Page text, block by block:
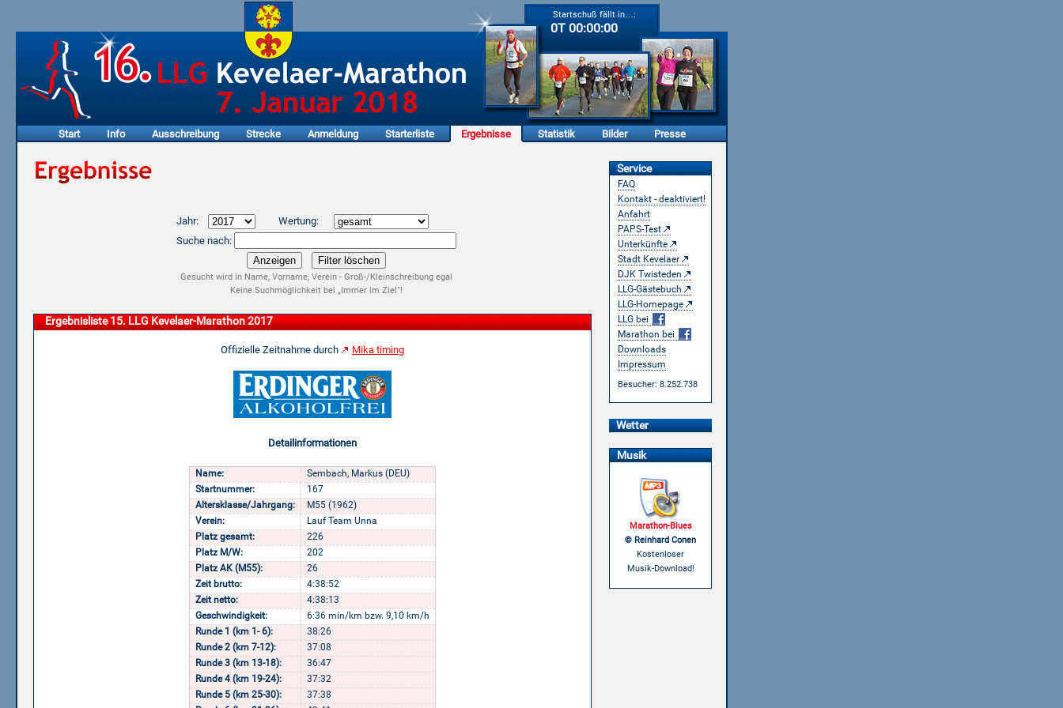
Startschuß fällt in…:
0T 00:00:00
Start Info Ausschreibung Strecke Anmeldung Starterliste Ergebnisse Statistik Bilder Presse
Service
FAQ
Kontakt - deaktiviert!
Anfahrt
PAPS-Test
Unterkünfte
Stadt Kevelaer
DJK Twisteden
LLG-Gästebuch
LLG-Homepage
LLG bei
Marathon bei
Downloads
Impressum
Besucher: 8.252.738
Wetter
Musik
Marathon-Blues
© Reinhard Conen
Kostenloser
Musik-Download!
Jahr:
Wertung:
Suche nach:
Gesucht wird in Name, Vorname, Verein - Groß-/Kleinschreibung egal
Keine Suchmöglichkeit bei „Immer im Ziel“!
Ergebnisliste 15. LLG Kevelaer-Marathon 2017
Offizielle Zeitnahme durch Mika timing
Detailinformationen
Name:
Sembach, Markus (DEU)
Startnummer:
167
Altersklasse/Jahrgang:
M55 (1962)
Verein:
Lauf Team Unna
Platz gesamt:
226
Platz M/W:
202
Platz AK (M55):
26
Zeit brutto:
4:38:52
Zeit netto:
4:38:13
Geschwindigkeit:
6:36 min/km bzw. 9,10 km/h
Runde 1 (km 1- 6):
38:26
Runde 2 (km 7-12):
37:08
Runde 3 (km 13-18):
36:47
Runde 4 (km 19-24):
37:32
Runde 5 (km 25-30):
37:38